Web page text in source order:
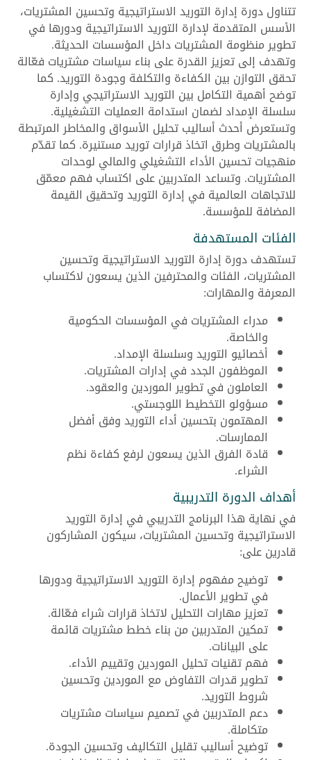
تتناول دورة إدارة التوريد الاستراتيجية وتحسين المشتريات،
الأسس المتقدمة لإدارة التوريد الاستراتيجية ودورها في
تطوير منظومة المشتريات داخل المؤسسات الحديثة.
وتهدف إلى تعزيز القدرة على بناء سياسات مشتريات فعّالة
تحقق التوازن بين الكفاءة والتكلفة وجودة التوريد. كما
توضح أهمية التكامل بين التوريد الاستراتيجي وإدارة
سلسلة الإمداد لضمان استدامة العمليات التشغيلية.
وتستعرض أحدث أساليب تحليل الأسواق والمخاطر المرتبطة
بالمشتريات وطرق اتخاذ قرارات توريد مستنيرة. كما تقدّم
منهجيات تحسين الأداء التشغيلي والمالي لوحدات
المشتريات. وتساعد المتدربين على اكتساب فهم معمّق
للاتجاهات العالمية في إدارة التوريد وتحقيق القيمة
المضافة للمؤسسة.
الفئات المستهدفة
تستهدف دورة إدارة التوريد الاستراتيجية وتحسين
المشتريات، الفئات والمحترفين الذين يسعون لاكتساب
المعرفة والمهارات:
مدراء المشتريات في المؤسسات الحكومية
والخاصة.
أخصائيو التوريد وسلسلة الإمداد.
الموظفون الجدد في إدارات المشتريات.
العاملون في تطوير الموردين والعقود.
مسؤولو التخطيط اللوجستي.
المهتمون بتحسين أداء التوريد وفق أفضل
الممارسات.
قادة الفرق الذين يسعون لرفع كفاءة نظم
الشراء.
أهداف الدورة التدريبية
في نهاية هذا البرنامج التدريبي في إدارة التوريد
الاستراتيجية وتحسين المشتريات، سيكون المشاركون
قادرين على:
توضيح مفهوم إدارة التوريد الاستراتيجية ودورها
في تطوير الأعمال.
تعزيز مهارات التحليل لاتخاذ قرارات شراء فعّالة.
تمكين المتدربين من بناء خطط مشتريات قائمة
على البيانات.
فهم تقنيات تحليل الموردين وتقييم الأداء.
تطوير قدرات التفاوض مع الموردين وتحسين
شروط التوريد.
دعم المتدربين في تصميم سياسات مشتريات
متكاملة.
توضيح أساليب تقليل التكاليف وتحسين الجودة.